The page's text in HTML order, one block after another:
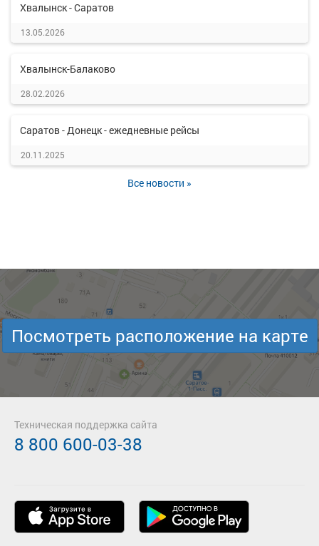
Хвалынск - Саратов
13.05.2026
Хвалынск-Балаково
28.02.2026
Саратов - Донецк - ежедневные рейсы
20.11.2025
Все новости »
Посмотреть расположение на карте
Техническая поддержка сайта
8 800 600-03-38